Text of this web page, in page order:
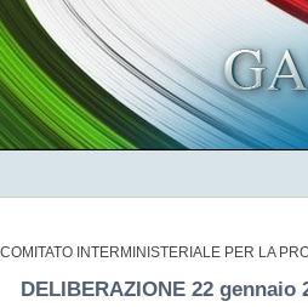
COMITATO INTERMINISTERIALE PER LA
DELIBERAZIONE 22 gennaio